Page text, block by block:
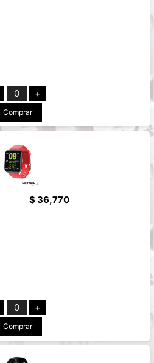
0 +
Comprar
$ 36,770
0 +
Comprar